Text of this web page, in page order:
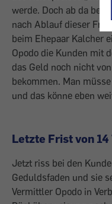
werde. Doch ab da
nach Ablauf dieser
beim Ehepaar Kalcher
Opodo die Kunden mit
das Geld noch nicht
bekommen. Man
und das könne eben
Letzte Frist von 14
Jetzt riss bei den
Geduldsfaden und sie
Vermittler Opodo in